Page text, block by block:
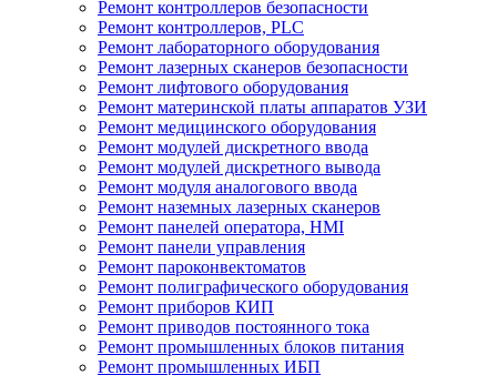
Ремонт контроллеров безопасности
Ремонт контроллеров, PLC
Ремонт лабораторного оборудования
Ремонт лазерных сканеров безопасности
Ремонт лифтового оборудования
Ремонт материнской платы аппаратов УЗИ
Ремонт медицинского оборудования
Ремонт модулей дискретного ввода
Ремонт модулей дискретного вывода
Ремонт модуля аналогового ввода
Ремонт наземных лазерных сканеров
Ремонт панелей оператора, HMI
Ремонт панели управления
Ремонт пароконвектоматов
Ремонт полиграфического оборудования
Ремонт приборов КИП
Ремонт приводов постоянного тока
Ремонт промышленных блоков питания
Ремонт промышленных ИБП